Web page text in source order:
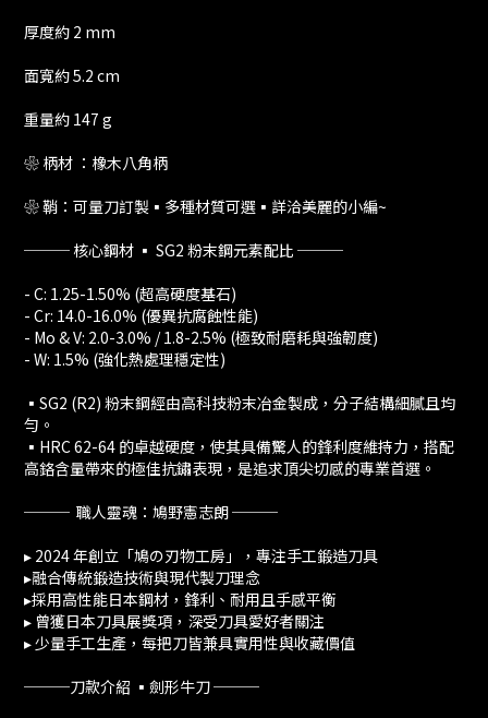
厚度約 2 mm
面寬約 5.2 cm
重量約 147 g
❀ 柄材 ：橡木八角柄
❀ 鞘：可量刀訂製▪️多種材質可選▪️詳洽美麗的小編~
─── 核心鋼材 ▪️ SG2 粉末鋼元素配比 ───
- C: 1.25-1.50% (超高硬度基石)
- Cr: 14.0-16.0% (優異抗腐蝕性能)
- Mo & V: 2.0-3.0% / 1.8-2.5% (極致耐磨耗與強韌度)
- W: 1.5% (強化熱處理穩定性)
▪️SG2 (R2) 粉末鋼經由高科技粉末冶金製成，分子結構細膩且均
勻。
▪️HRC 62-64 的卓越硬度，使其具備驚人的鋒利度維持力，搭配
高鉻含量帶來的極佳抗鏽表現，是追求頂尖切感的專業首選。
─── 職人靈魂：鳩野憲志朗 ───
▸ 2024 年創立「鳩の刃物工房」，專注手工鍛造刀具
▸融合傳統鍛造技術與現代製刀理念
▸採用高性能日本鋼材，鋒利、耐用且手感平衡
▸ 曾獲日本刀具展獎項，深受刀具愛好者關注
▸ 少量手工生產，每把刀皆兼具實用性與收藏價值
───刀款介紹 ▪️劍形牛刀 ───